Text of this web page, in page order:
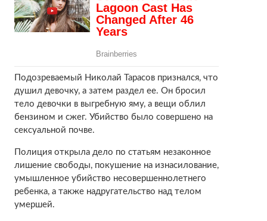
Подозреваемый Николай Тарасов признался, что
душил девочку, а затем раздел ее. Он бросил
тело девочки в выгребную яму, а вещи облил
бензином и сжег. Убийство было совершено на
сексуальной почве.
Полиция открыла дело по статьям незаконное
лишение свободы, покушение на изнасилование,
умышленное убийство несовершеннолетнего
ребенка, а также надругательство над телом
умершей.